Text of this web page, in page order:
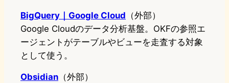
BigQuery｜Google Cloud （外部）
Google Cloudのデータ分析基盤。OKFの参照エ
ージェントがテーブルやビューを走査する対象
として使う。
Obsidian （外部）